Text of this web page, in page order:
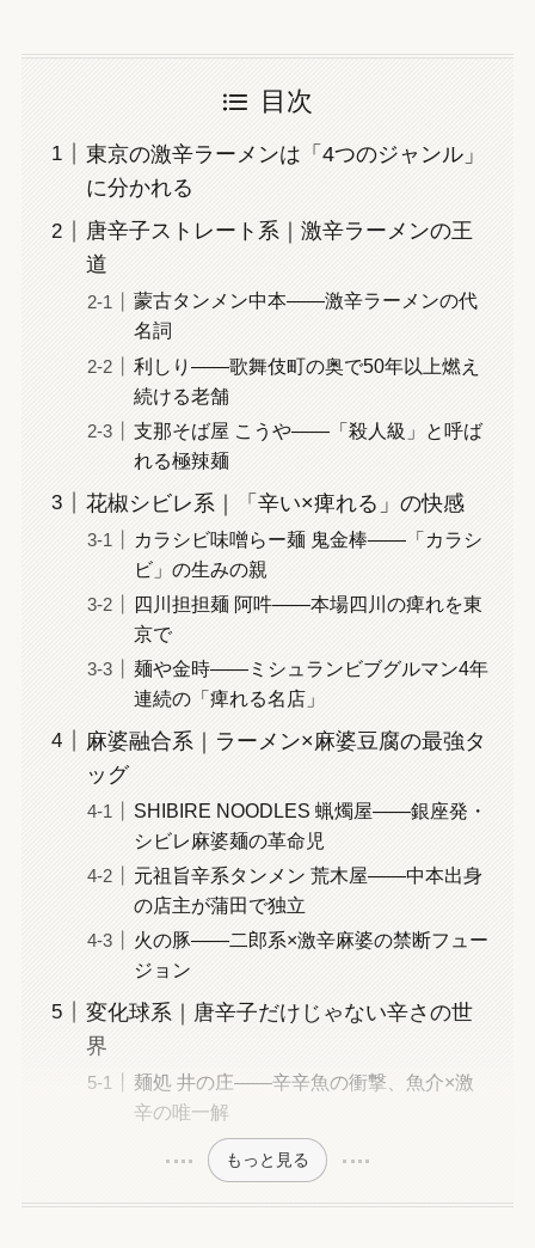
目次
東京の激辛ラーメンは「4つのジャンル」
に分かれる
唐辛子ストレート系｜激辛ラーメンの王
道
蒙古タンメン中本——激辛ラーメンの代
名詞
利しり——歌舞伎町の奥で50年以上燃え
続ける老舗
支那そば屋 こうや——「殺人級」と呼ば
れる極辣麺
花椒シビレ系｜「辛い×痺れる」の快感
カラシビ味噌らー麺 鬼金棒——「カラシ
ビ」の生みの親
四川担担麺 阿吽——本場四川の痺れを東
京で
麺や金時——ミシュランビブグルマン4年
連続の「痺れる名店」
麻婆融合系｜ラーメン×麻婆豆腐の最強タ
ッグ
SHIBIRE NOODLES 蝋燭屋——銀座発・
シビレ麻婆麺の革命児
元祖旨辛系タンメン 荒木屋——中本出身
の店主が蒲田で独立
火の豚——二郎系×激辛麻婆の禁断フュー
ジョン
変化球系｜唐辛子だけじゃない辛さの世
界
麺処 井の庄——辛辛魚の衝撃、魚介×激
辛の唯一解
もっと見る